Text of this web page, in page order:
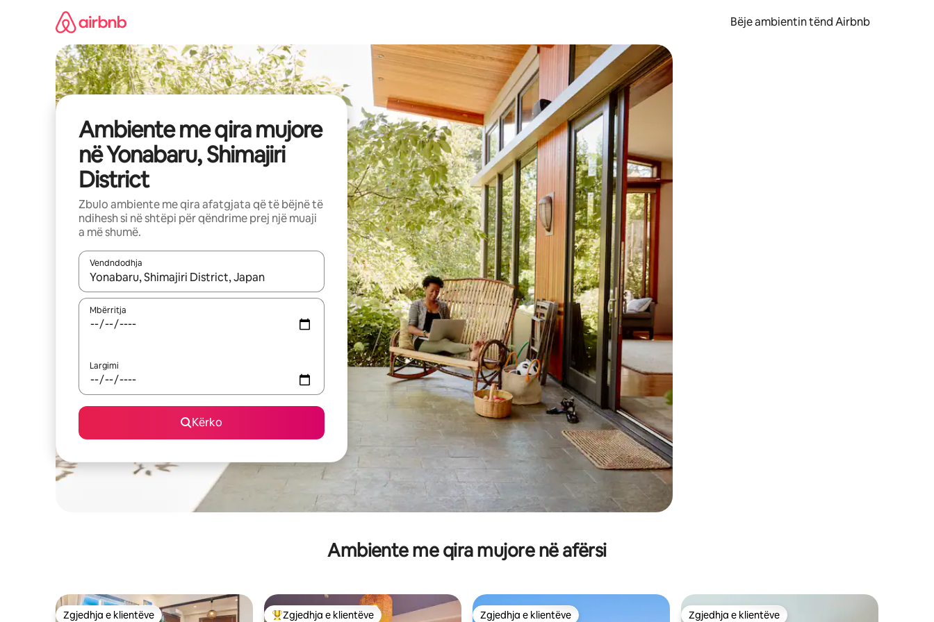
Bëje ambientin tënd Airbnb
Ambiente me qira mujore
në Yonabaru, Shimajiri
District
Zbulo ambiente me qira afatgjata që të bëjnë të
ndihesh si në shtëpi për qëndrime prej një muaji
a më shumë.
Vendndodhja
Kur rezultatet të jenë të disponueshme, lëviz me butonat e shigjetave lart e poshtë ose eksploro duke prekur ose duke lëvizur ekranin.
Mbërritja
Largimi
Kërko
Ambiente me qira mujore në afërsi
Zgjedhja e klientëve Zgjedhja e klientëve Zgjedhja e klientëve Zgjedhja e klientëve